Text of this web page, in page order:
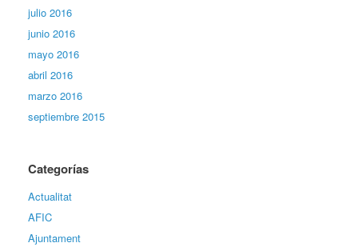
julio 2016
junio 2016
mayo 2016
abril 2016
marzo 2016
septiembre 2015
Categorías
Actualitat
AFIC
Ajuntament